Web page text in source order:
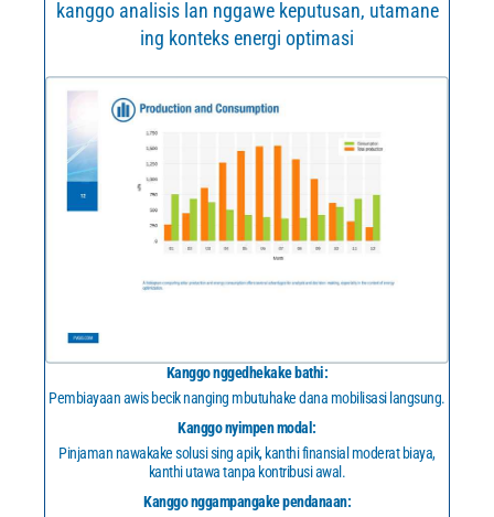
kanggo analisis lan nggawe keputusan, utamane
ing konteks energi optimasi
Kanggo nggedhekake bathi:
Pembiayaan awis becik nanging mbutuhake dana mobilisasi langsung.
Kanggo nyimpen modal:
Pinjaman nawakake solusi sing apik, kanthi finansial moderat biaya,
kanthi utawa tanpa kontribusi awal.
Kanggo nggampangake pendanaan: